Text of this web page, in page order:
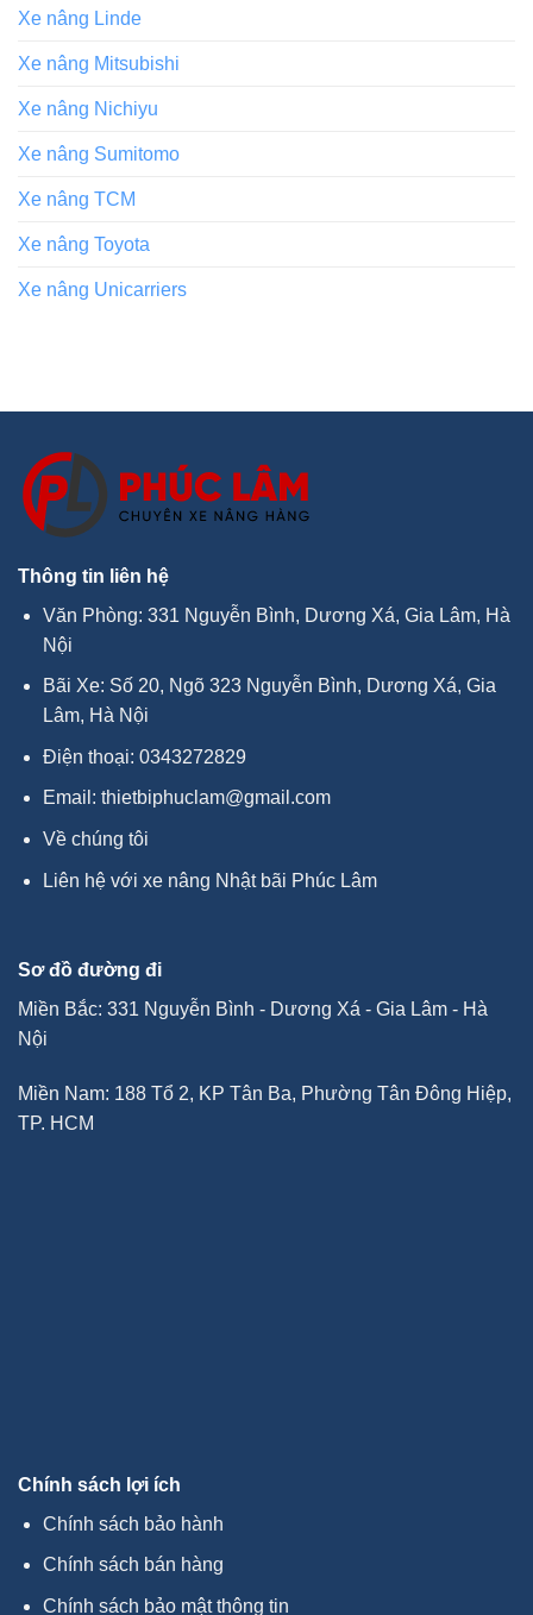
Xe nâng Linde
Xe nâng Mitsubishi
Xe nâng Nichiyu
Xe nâng Sumitomo
Xe nâng TCM
Xe nâng Toyota
Xe nâng Unicarriers
Thông tin liên hệ
Văn Phòng: 331 Nguyễn Bình, Dương Xá, Gia Lâm, Hà
Nội
Bãi Xe: Số 20, Ngõ 323 Nguyễn Bình, Dương Xá, Gia
Lâm, Hà Nội
Điện thoại: 0343272829
Email: thietbiphuclam@gmail.com
Về chúng tôi
Liên hệ với xe nâng Nhật bãi Phúc Lâm
Sơ đồ đường đi
Miền Bắc: 331 Nguyễn Bình - Dương Xá - Gia Lâm - Hà
Nội
Miền Nam: 188 Tổ 2, KP Tân Ba, Phường Tân Đông Hiệp,
TP. HCM
Chính sách lợi ích
Chính sách bảo hành
Chính sách bán hàng
Chính sách bảo mật thông tin